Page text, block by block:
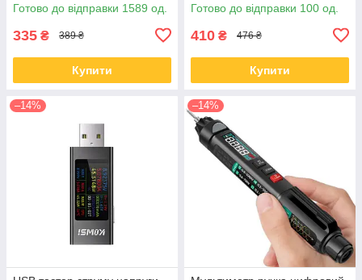
Готово до відправки 1589 од.
335 ₴ 389 ₴
Купити
Готово до відправки 100 од.
410 ₴ 476 ₴
Купити
–14% –14%